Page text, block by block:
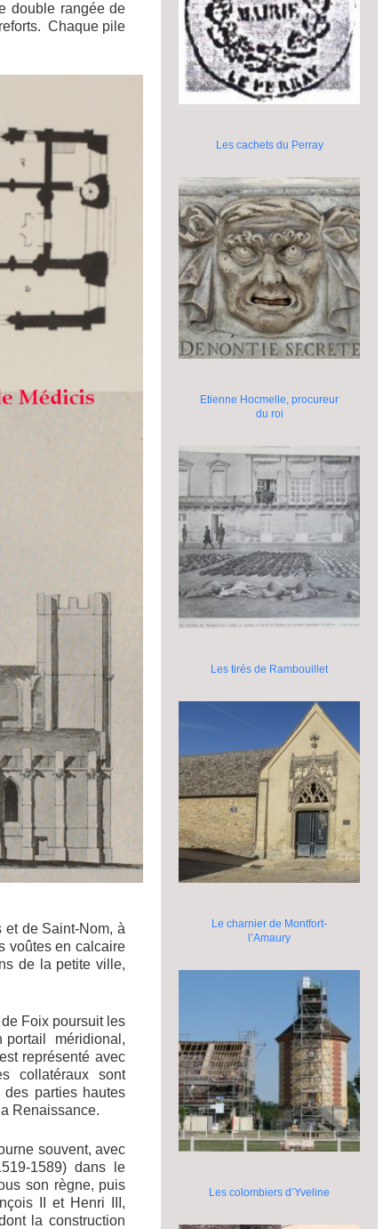
double rangée de
Chaque pile
et de Saint-Nom, à
voûtes en calcaire
de la petite ville,
Foix poursuit les
portail méridional,
représenté avec
collatéraux sont
parties hautes
Renaissance.
souvent, avec
1589) dans le
son règne, puis
II et Henri III,
la construction
Les cachets du Perray
Etienne Hocmelle, procureur
du roi
Les tirés de Rambouillet
Le charnier de Montfort-
l’Amaury
Les colombiers d’Yveline